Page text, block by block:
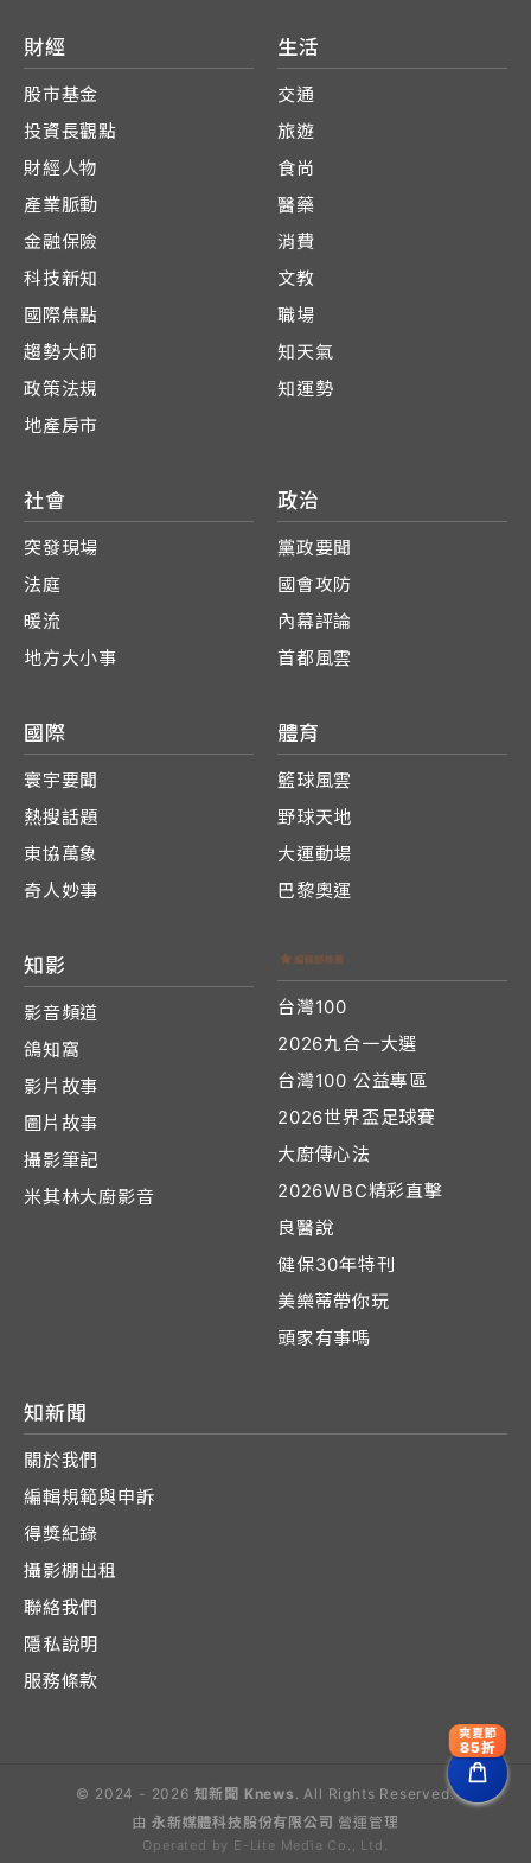
元，遭當日股價上漲1.17%的蘋果超車，丟了市值王
冠。
財經
股市基金
投資長觀點
財經人物
產業脈動
金融保險
科技新知
國際焦點
趨勢大師
政策法規
地產房市
生活
交通
旅遊
食尚
醫藥
消費
文教
職場
知天氣
知運勢
社會
突發現場
法庭
暖流
地方大小事
政治
黨政要聞
國會攻防
內幕評論
首都風雲
國際
寰宇要聞
熱搜話題
東協萬象
奇人妙事
體育
籃球風雲
野球天地
大運動場
巴黎奧運
知影
影音頻道
鴿知窩
影片故事
圖片故事
攝影筆記
米其林大廚影音
台灣100
2026九合一大選
台灣100 公益專區
2026世界盃足球賽
大廚傳心法
2026WBC精彩直擊
良醫說
健保30年特刊
美樂蒂帶你玩
頭家有事嗎
知新聞
關於我們
編輯規範與申訴
得獎紀錄
攝影棚出租
聯絡我們
隱私說明
服務條款
© 2024 - 2026 知新聞 Knews . All Rights Reserved.
由 永新媒體科技股份有限公司 營運管理
Operated by E-Lite Media Co., Ltd.
爽夏節
85折